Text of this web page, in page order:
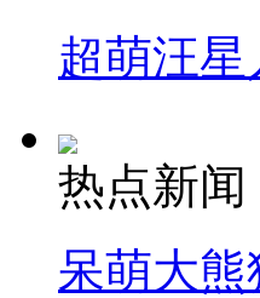
超萌汪
热点新闻
呆萌大